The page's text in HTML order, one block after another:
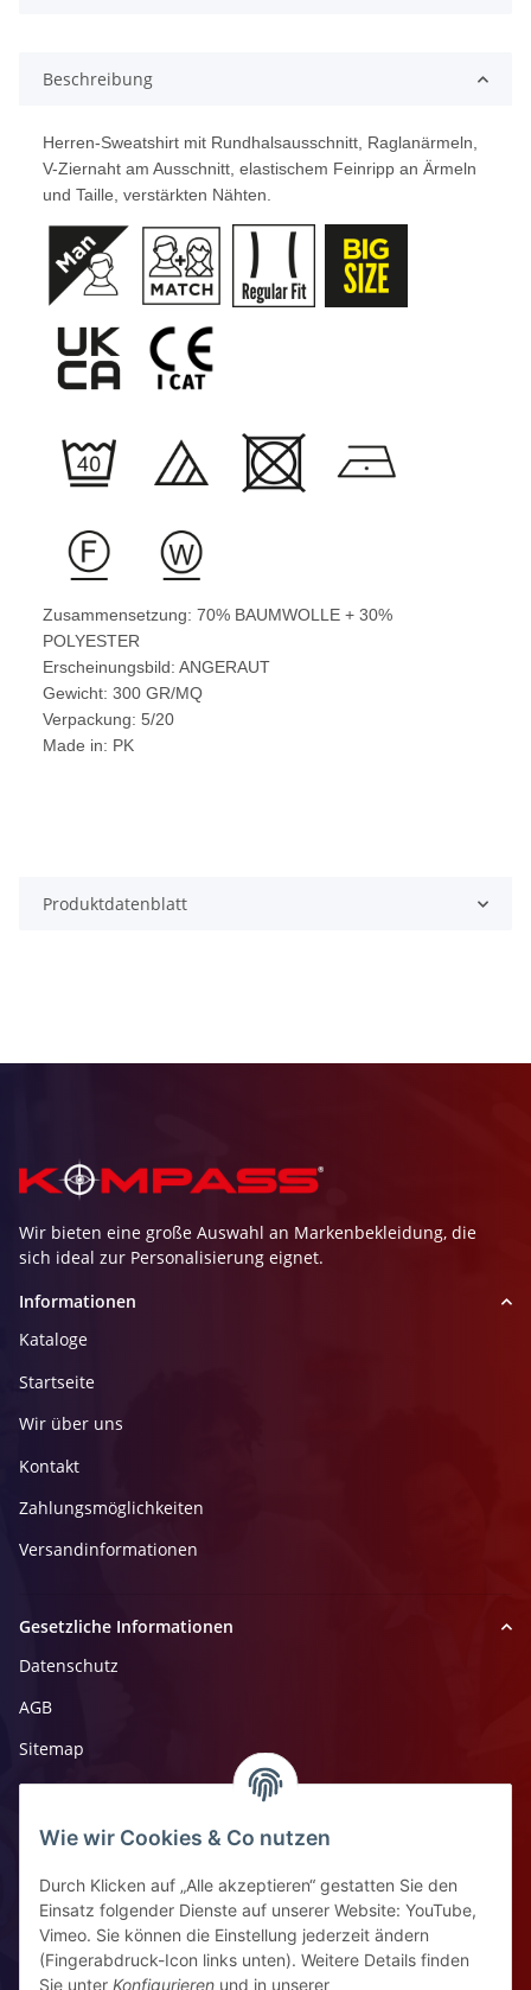
Wie wir Cookies & Co nutzen
Durch Klicken auf „Alle akzeptieren“ gestatten Sie den
Einsatz folgender Dienste auf unserer Website: YouTube,
Vimeo. Sie können die Einstellung jederzeit ändern
(Fingerabdruck-Icon links unten). Weitere Details finden
Sie unter Konfigurieren und in unserer
Beschreibung
Herren-Sweatshirt mit Rundhalsausschnitt, Raglanärmeln,
V-Ziernaht am Ausschnitt, elastischem Feinripp an Ärmeln
und Taille, verstärkten Nähten.
Zusammensetzung: 70% BAUMWOLLE + 30%
POLYESTER
Erscheinungsbild: ANGERAUT
Gewicht: 300 GR/MQ
Verpackung: 5/20
Made in: PK
Produktdatenblatt
Wir bieten eine große Auswahl an Markenbekleidung, die
sich ideal zur Personalisierung eignet.
Informationen
Kataloge
Startseite
Wir über uns
Kontakt
Zahlungsmöglichkeiten
Versandinformationen
Gesetzliche Informationen
Datenschutz
AGB
Sitemap
Impressum
Widerrufsrecht
Kontaktinformationen
Ziegelhüttenstr 30, 64832 Babenhausen